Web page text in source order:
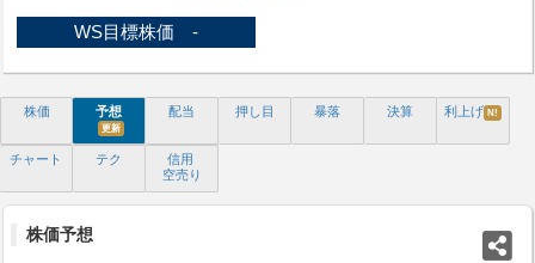
WS目標株価 -
株価 予想
更新
配当 押し目 暴落 決算 利上げ N!
チャート テク
信用
空売り
株価予想